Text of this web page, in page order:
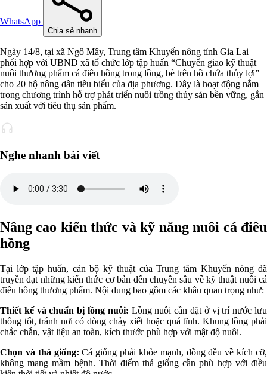
WhatsApp
Chia sẻ nhanh
Ngày 14/8, tại xã Ngô Mây, Trung tâm Khuyến nông tỉnh Gia Lai
phối hợp với UBND xã tổ chức lớp tập huấn “Chuyển giao kỹ thuật
nuôi thương phẩm cá điêu hồng trong lồng, bè trên hồ chứa thủy lợi”
cho 20 hộ nông dân tiêu biểu của địa phương. Đây là hoạt động nằm
trong chương trình hỗ trợ phát triển nuôi trồng thủy sản bền vững, gắn
sản xuất với tiêu thụ sản phẩm.
Nghe nhanh bài viết
Nâng cao kiến thức và kỹ năng nuôi cá điêu
hồng
Tại lớp tập huấn, cán bộ kỹ thuật của Trung tâm Khuyến nông đã
truyền đạt những kiến thức cơ bản đến chuyên sâu về kỹ thuật nuôi cá
điêu hồng thương phẩm. Nội dung bao gồm các khâu quan trọng như:
Thiết kế và chuẩn bị lồng nuôi: Lồng nuôi cần đặt ở vị trí nước lưu
thông tốt, tránh nơi có dòng chảy xiết hoặc quá tĩnh. Khung lồng phải
chắc chắn, vật liệu an toàn, kích thước phù hợp với mật độ nuôi.
Chọn và thả giống: Cá giống phải khỏe mạnh, đồng đều về kích cỡ,
không mang mầm bệnh. Thời điểm thả giống cần phù hợp với điều